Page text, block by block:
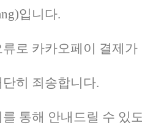
입니다.
로 카카오페이 결제
히 죄송합니다.
통해 안내드릴 수 있